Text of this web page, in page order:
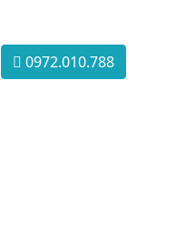
0972.010.788